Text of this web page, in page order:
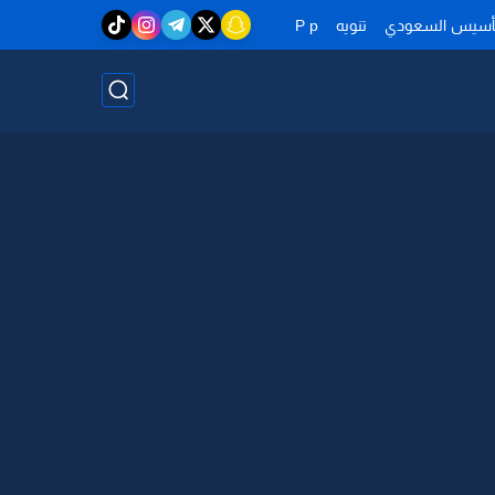
السعودي تنويه P p